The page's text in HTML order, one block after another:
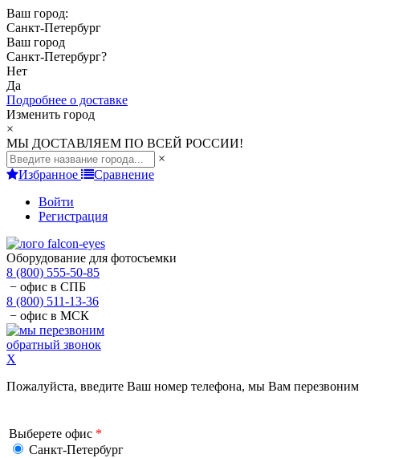
Ваш город:
Санкт-Петербург
Ваш город
Санкт-Петербург?
Нет
Да
Подробнее о доставке
Изменить город
×
МЫ ДОСТАВЛЯЕМ ПО ВСЕЙ РОССИИ!
×
Избранное
Сравнение
Войти
Регистрация
Оборудование для фотосъемки
8 (800) 555-50-85
− офис в СПБ
8 (800) 511-13-36
− офис в МСК
обратный звонок
X
Пожалуйста, введите Ваш номер телефона, мы Вам перезвоним
Выберете офис *
Санкт-Петербург